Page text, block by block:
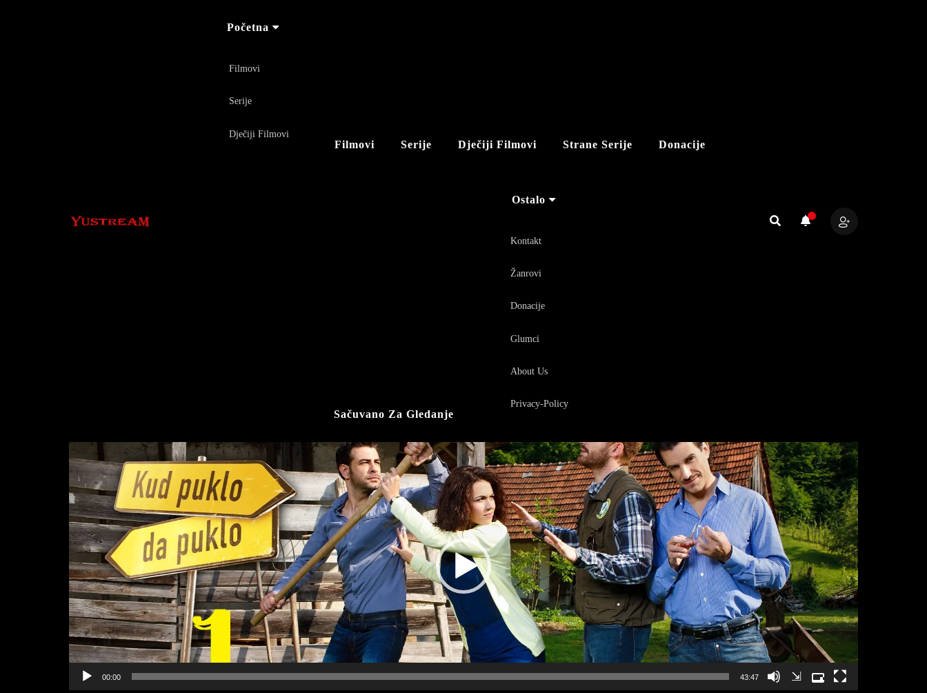
Početna
Filmovi
Serije
Dječiji Filmovi
Filmovi Serije Dječiji Filmovi Strane Serije Donacije
Sačuvano Za Gledanje
Ostalo
Kontakt
Žanrovi
Donacije
Glumci
About Us
Privacy-Policy
Video
Player
00:00 43:47 ⇲